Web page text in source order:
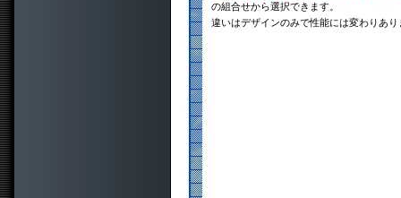
の組合せから選択できます。
違いはデザインのみで性能には変わりあ